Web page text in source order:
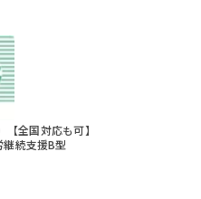
全国対応も可】
続支援B型